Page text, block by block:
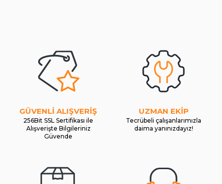
GÜVENLİ ALIŞVERİŞ
256Bit SSL Sertifikası ile
Alışverişte Bilgileriniz
Güvende
UZMAN EKİP
Tecrübeli çalışanlarımızla
daima yanınızdayız!